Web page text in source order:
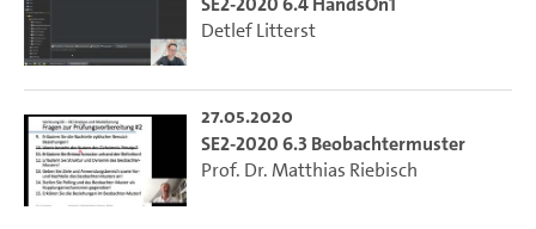
Detlef Litterst
27.05.2020
SE2-2020 6.3 Beobachtermuster
Prof. Dr. Matthias Riebisch